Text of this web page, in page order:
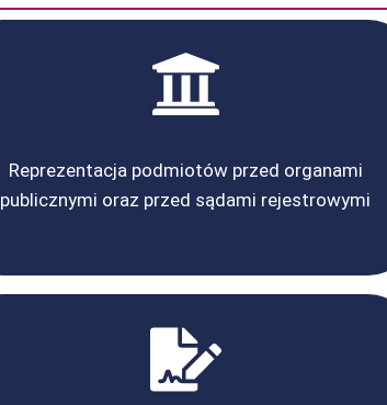
Reprezentacja podmiotów przed organami
publicznymi oraz przed sądami rejestrowymi